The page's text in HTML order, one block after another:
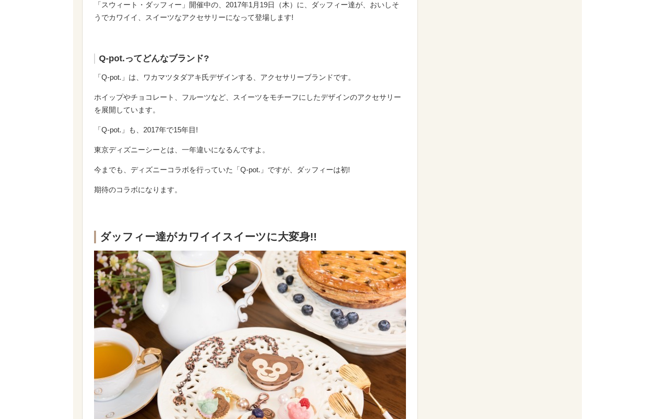
「スウィート・ダッフィー」開催中の、2017年1月19日（木）に、ダッフィー達が、おいしそ
うでカワイイ、スイーツなアクセサリーになって登場します!
Q-pot.ってどんなブランド?
「Q-pot.」は、 ワカマツタダアキ氏デザインする、アクセサリーブランドです。
ホイップやチョコレート、フルーツなど、スイーツをモチーフにしたデザインのアクセサリー
を展開しています。
「Q-pot.」も、2017年で15年目!
東京ディズニーシーとは、一年違いになるんですよ。
今までも、ディズニーコラボを行っていた「Q-pot.」ですが、ダッフィーは初!
期待のコラボになります。
ダッフィー達がカワイイスイーツに大変身!!